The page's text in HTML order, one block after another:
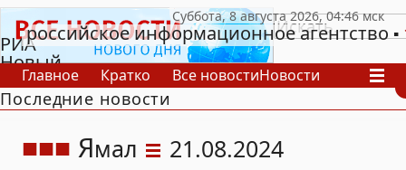
РИА
Новый
День
российское информационное агентство
Главное Кратко Все новостиНовости
В России
В мире
Последние новости
Ямал 21.08.2024